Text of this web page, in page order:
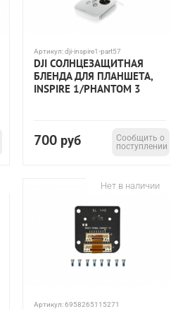
Артикул:dji-inspire1-part57
DJI СОЛНЦЕЗАЩИТНАЯ
БЛЕНДА ДЛЯ ПЛАНШЕТА,
INSPIRE 1/PHANTOM 3
700 руб
Сообщить о
поступлении
Нет в наличии
Артикул:6958265115271